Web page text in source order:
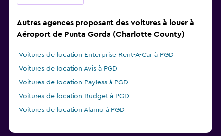
Autres agences proposant des voitures à louer à
Aéroport de Punta Gorda (Charlotte County)
Voitures de location Enterprise Rent-A-Car à PGD
Voitures de location Avis à PGD
Voitures de location Payless à PGD
Voitures de location Budget à PGD
Voitures de location Alamo à PGD